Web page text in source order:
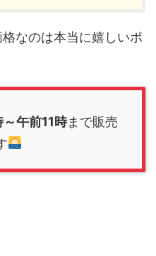
なのは本当に嬉しいポ
午前11時まで販売